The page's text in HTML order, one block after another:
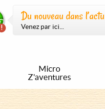
Du nouveau dans
Venez par ici...
Micro
Z'aventures